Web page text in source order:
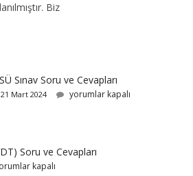
Biz
Sınav Soru ve Cevapları
21 Mart 2024 yorumlar kapalı
Soru ve Cevapları
kapalı